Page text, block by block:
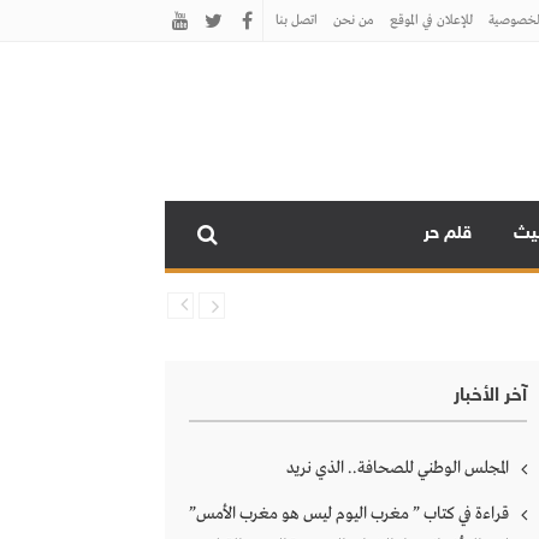
للإعلان في الموقع من نحن اتصل بنـا
قلم حر
آخر الأخبار
المجلس الوطني للصحافة.. الذي نريد
قراءة في كتاب ” مغرب اليوم ليس هو مغرب الأمس”